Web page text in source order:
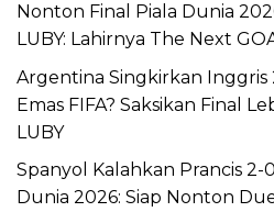
Nonton Final Piala Dunia
LUBY: Lahirnya The Next
Argentina Singkirkan Inggris
Emas FIFA? Saksikan Final
LUBY
Spanyol Kalahkan Prancis 2-
Dunia 2026: Siap Nonton